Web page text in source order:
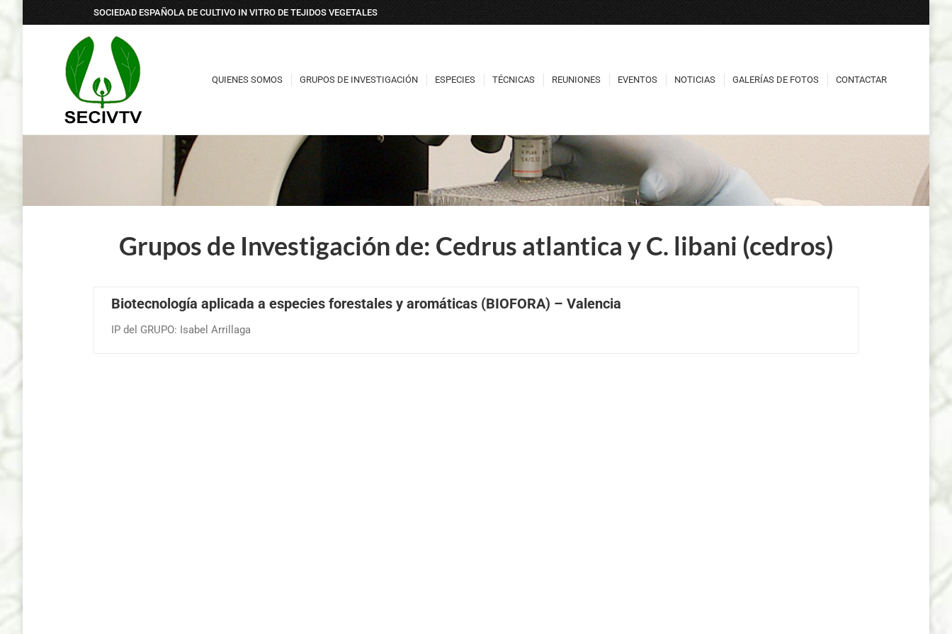
SOCIEDAD ESPAÑOLA DE CULTIVO IN VITRO DE TEJIDOS VEGETALES
QUIENES SOMOS GRUPOS DE INVESTIGACIÓN ESPECIES TÉCNICAS REUNIONES EVENTOS NOTICIAS GALERÍAS DE FOTOS CONTACTAR
Grupos de Investigación de: Cedrus atlantica y C. libani (cedros)
Biotecnología aplicada a especies forestales y aromáticas (BIOFORA) – Valencia
IP del GRUPO: Isabel Arrillaga
QUIENES SOMOS GRUPOS DE INVESTIGACIÓN ESPECIES TÉCNICAS REUNIONES EVENTOS NOTICIAS GALERÍAS DE FOTOS CONTACTAR